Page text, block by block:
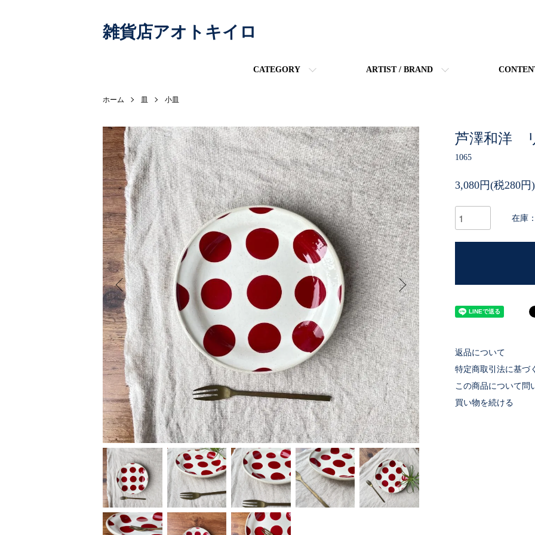
雑貨店アオトキイロ
CATEGORY ARTIST / BRAND
ホーム 皿 小皿
芦澤和洋
1065
3,080円(税280円)
在庫
返品について
特定商取引法に基づ
この商品について問
買い物を続ける